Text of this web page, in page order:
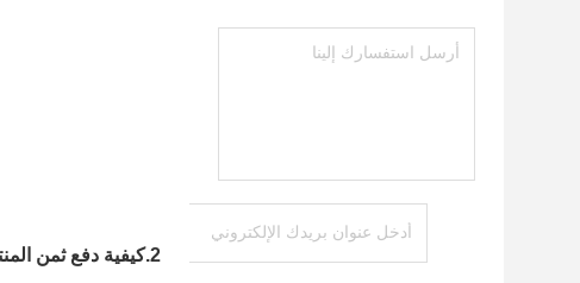
2.كيفية دفع ثمن المنتج الخاص بي؟